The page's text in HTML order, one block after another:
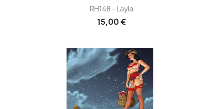
RH148 - Layla
15,00 €